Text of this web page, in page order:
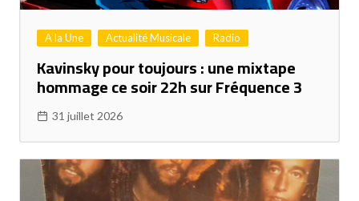
A la Une Actualité Musicale Radio
Kavinsky pour toujours : une mixtape
hommage ce soir 22h sur Fréquence 3
31 juillet 2026